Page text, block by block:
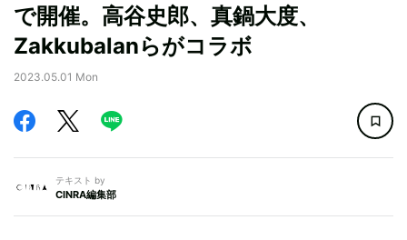
で開催。高谷史郎、真鍋大度、
Zakkubalanらがコラボ
2023.05.01 Mon
テキスト by
CINRA編集部